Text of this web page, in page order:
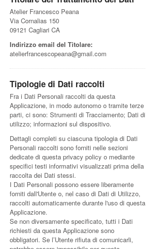
Atelier Francesco Peana
Via Cornalias 150
09121 Cagliari CA
Indirizzo email del Titolare:
atelierfrancescopeana@gmail.com
Tipologie di Dati raccolti
Fra i Dati Personali raccolti da questa
Applicazione, in modo autonomo o tramite terze
parti, ci sono: Strumenti di Tracciamento; Dati di
utilizzo; informazioni sul dispositivo.
Dettagli completi su ciascuna tipologia di Dati
Personali raccolti sono forniti nelle sezioni
dedicate di questa privacy policy o mediante
specifici testi informativi visualizzati prima della
raccolta dei Dati stessi.
I Dati Personali possono essere liberamente
forniti dall'Utente o, nel caso di Dati di Utilizzo,
raccolti automaticamente durante l'uso di questa
Applicazione.
Se non diversamente specificato, tutti i Dati
richiesti da questa Applicazione sono
obbligatori. Se l’Utente rifiuta di comunicarli,